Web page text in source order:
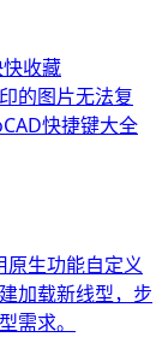
收藏
的图片无法复
快捷键大全
生功能自定义
加载新线型，步
需求。